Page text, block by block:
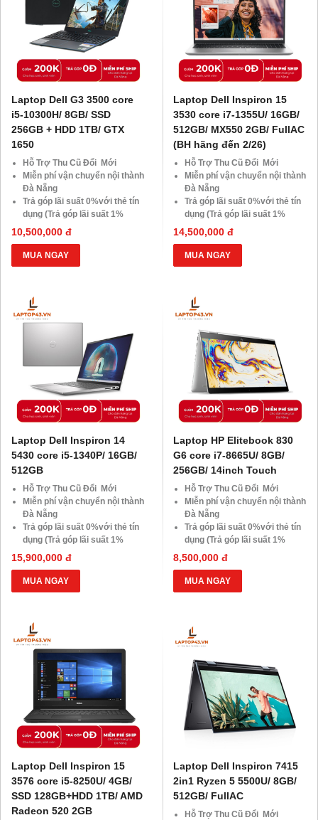
Laptop Dell G3 3500 core
i5-10300H/ 8GB/ SSD
256GB + HDD 1TB/ GTX
1650
Hỗ Trợ Thu Cũ Đổi Mới
Miễn phí vận chuyển nội thành
Đà Nẵng
Trả góp lãi suất 0%với thẻ tín
dụng (Trả góp lãi suất 1%
HDsaison - chỉ cần CMND
BLX hoặc hộ khẩu gốc )
Giảm 20%khi nâng cấp Ram-
SSD
10.000 Voucher Giảm
Giá 500.000đ
10,500,000 đ
MUA NGAY
Laptop Dell Inspiron 15
3530 core i7-1355U/ 16GB/
512GB/ MX550 2GB/ FullAC
(BH hãng đến 2/26)
Hỗ Trợ Thu Cũ Đổi Mới
Miễn phí vận chuyển nội thành
Đà Nẵng
Trả góp lãi suất 0%với thẻ tín
dụng (Trả góp lãi suất 1%
HDsaison - chỉ cần CMND
BLX hoặc hộ khẩu gốc )
Giảm 20%khi nâng cấp Ram-
SSD
10.000 Voucher Giảm
Giá 500.000đ
14,500,000 đ
MUA NGAY
Laptop Dell Inspiron 14
5430 core i5-1340P/ 16GB/
512GB
Hỗ Trợ Thu Cũ Đổi Mới
Miễn phí vận chuyển nội thành
Đà Nẵng
Trả góp lãi suất 0%với thẻ tín
dụng (Trả góp lãi suất 1%
HDsaison - chỉ cần CMND
BLX hoặc hộ khẩu gốc )
Giảm 20%khi nâng cấp Ram-
SSD
10.000 Voucher Giảm
Giá 500.000đ
15,900,000 đ
MUA NGAY
Laptop HP Elitebook 830
G6 core i7-8665U/ 8GB/
256GB/ 14inch Touch
Hỗ Trợ Thu Cũ Đổi Mới
Miễn phí vận chuyển nội thành
Đà Nẵng
Trả góp lãi suất 0%với thẻ tín
dụng (Trả góp lãi suất 1%
HDsaison - chỉ cần CMND
BLX hoặc hộ khẩu gốc )
Giảm 20%khi nâng cấp Ram-
SSD
10.000 Voucher Giảm
Giá 500.000đ
8,500,000 đ
MUA NGAY
Laptop Dell Inspiron 15
3576 core i5-8250U/ 4GB/
SSD 128GB+HDD 1TB/ AMD
Radeon 520 2GB
Laptop Dell Inspiron 7415
2in1 Ryzen 5 5500U/ 8GB/
512GB/ FullAC
Hỗ Trợ Thu Cũ Đổi Mới